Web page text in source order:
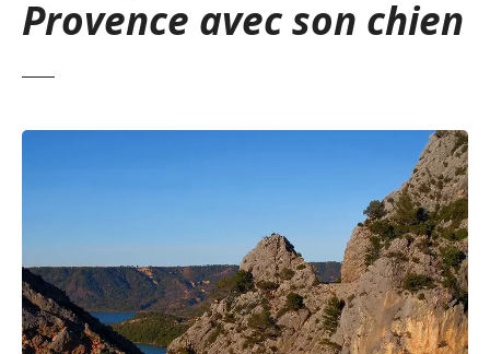
Provence avec son chien